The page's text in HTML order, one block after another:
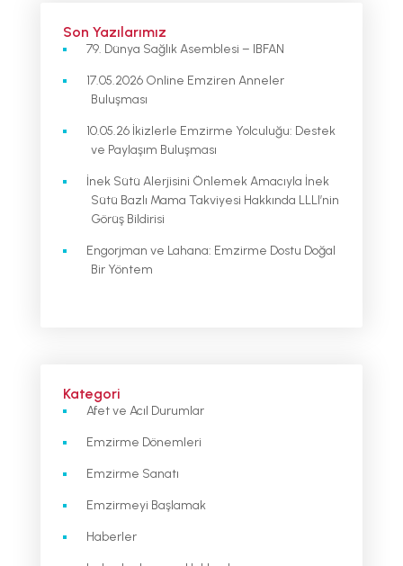
Son Yazılarımız
79. Dünya Sağlık Asemblesi – IBFAN
17.05.2026 Online Emziren Anneler
Buluşması
10.05.26 İkizlerle Emzirme Yolculuğu: Destek
ve Paylaşım Buluşması
İnek Sütü Alerjisini Önlemek Amacıyla İnek
Sütü Bazlı Mama Takviyesi Hakkında LLLI’nin
Görüş Bildirisi
Engorjman ve Lahana: Emzirme Dostu Doğal
Bir Yöntem
Kategori
Afet ve Acıl Durumlar
Emzirme Dönemleri
Emzirme Sanatı
Emzirmeyi Başlamak
Haberler